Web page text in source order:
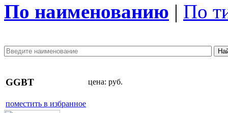
По наименованию | По
GGBT цена: руб.
поместить в избранное